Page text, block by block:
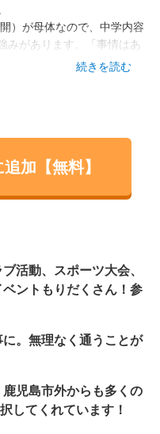
）が母体なので、中学内容
みがあります。「事情はあ
選択の幅をしっかり持ちた
の仲間がいて、色々な人と
の会話もとても楽しいで
の学校での勉強は、自分で
強なので、自分で考えて
じました。
続きを読む
加【無料】
活動、スポーツ大会、
ントもりだくさん！参
。無理なく通うことが
児島市外からも多くの
してくれています！